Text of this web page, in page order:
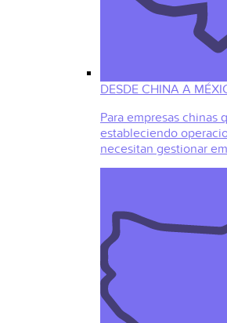
DESDE CHINA A
Para empresas chinas
estableciendo
necesitan gestionar